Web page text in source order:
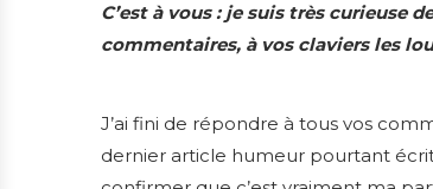
C’est à vous : je suis très curieuse
commentaires, à vos claviers les
J’ai fini de répondre à tous vos
dernier article humeur pourtant